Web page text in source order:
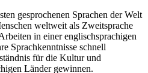
gesprochenen Sprachen der Welt
weltweit als Zweitsprache
in einer englischsprachigen
Sprachkenntnisse schnell
für die Kultur und
Länder gewinnen.